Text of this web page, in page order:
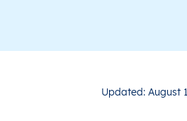
Updated: August